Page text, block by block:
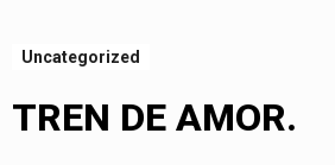
Uncategorized
TREN DE AMOR.